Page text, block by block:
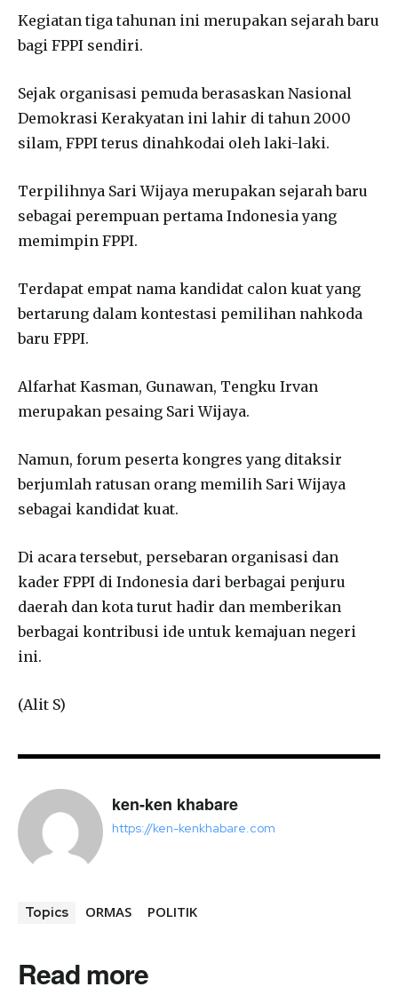
Kegiatan tiga tahunan ini merupakan sejarah baru
bagi FPPI sendiri.
Sejak organisasi pemuda berasaskan Nasional
Demokrasi Kerakyatan ini lahir di tahun 2000
silam, FPPI terus dinahkodai oleh laki-laki.
Terpilihnya Sari Wijaya merupakan sejarah baru
sebagai perempuan pertama Indonesia yang
memimpin FPPI.
Terdapat empat nama kandidat calon kuat yang
bertarung dalam kontestasi pemilihan nahkoda
baru FPPI.
Alfarhat Kasman, Gunawan, Tengku Irvan
merupakan pesaing Sari Wijaya.
Namun, forum peserta kongres yang ditaksir
berjumlah ratusan orang memilih Sari Wijaya
sebagai kandidat kuat.
Di acara tersebut, persebaran organisasi dan
kader FPPI di Indonesia dari berbagai penjuru
daerah dan kota turut hadir dan memberikan
berbagai kontribusi ide untuk kemajuan negeri
ini.
(Alit S)
ken-ken khabare
https://ken-kenkhabare.com
Topics ORMAS POLITIK
Read more